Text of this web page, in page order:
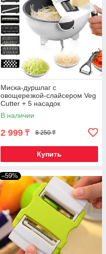
Миска-дуршлаг с
овощерезкой-слайсером Veg
Cutter + 5 насадок
В наличии
2 999 ₸ 8 250 ₸
Купить
–59%